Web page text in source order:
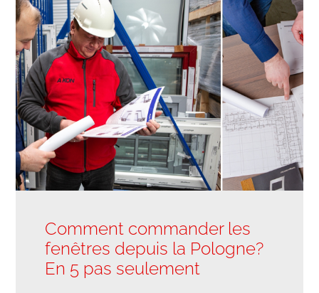
Comment commander les
fenêtres depuis la Pologne?
En 5 pas seulement